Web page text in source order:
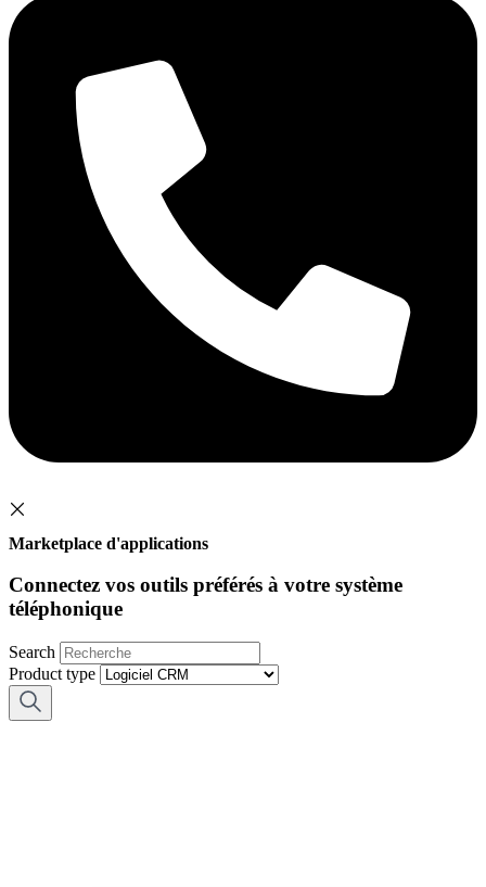
Marketplace d'applications
Connectez vos outils préférés à votre système
téléphonique
Search
Product type